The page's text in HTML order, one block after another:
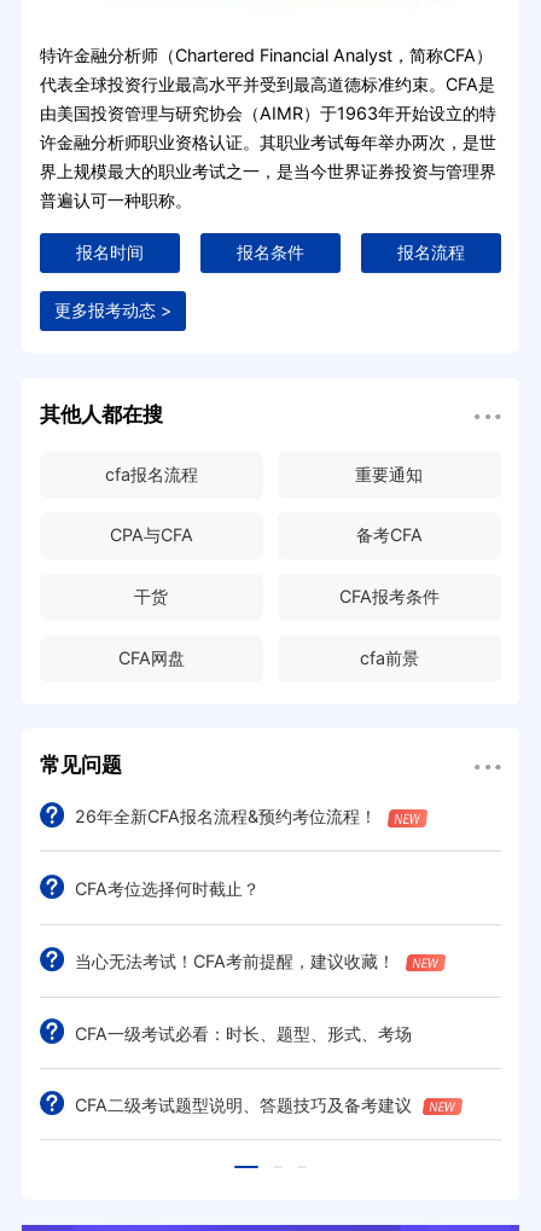
特许金融分析师（Chartered Financial Analyst，简称CFA）
代表全球投资行业最高水平并受到最高道德标准约束。CFA是
由美国投资管理与研究协会（AIMR）于1963年开始设立的特
许金融分析师职业资格认证。其职业考试每年举办两次，是世
界上规模最大的职业考试之一，是当今世界证券投资与管理界
普遍认可一种职称。
报名时间 报名条件 报名流程
更多报考动态 >
其他人都在搜
cfa报名流程 重要通知
CPA与CFA 备考CFA
干货 CFA报考条件
CFA网盘 cfa前景
常见问题
26年全新CFA报名流程&预约考位流程！
CFA考位选择何时截止？
当心无法考试！CFA考前提醒，建议收藏！
CFA一级考试必看：时长、题型、形式、考场
CFA二级考试题型说明、答题技巧及备考建议